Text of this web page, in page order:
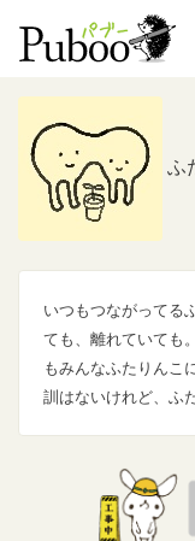
ふ
いつもつながってる
ても、離れていても
もみんなふたりんこ
訓はないけれど、ふ